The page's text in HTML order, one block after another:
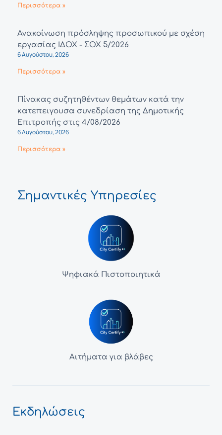
Περισσότερα »
Ανακοίνωση πρόσληψης προσωπικού με σχέση
εργασίας ΙΔΟΧ - ΣΟΧ 5/2026
6 Αυγούστου, 2026
Περισσότερα »
Πίνακας συζητηθέντων θεμάτων κατά την
κατεπειγουσα συνεδρίαση της Δημοτικής
Επιτροπής στις 4/08/2026
6 Αυγούστου, 2026
Περισσότερα »
Σημαντικές Υπηρεσίες
Ψηφιακά Πιστοποιητικά
Αιτήματα για βλάβες
Εκδηλώσεις